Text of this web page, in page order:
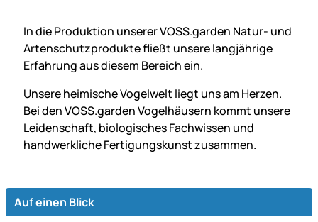
In die Produktion unserer VOSS.garden Natur- und
Artenschutz­produkte fließt unsere langjährige
Erfahrung aus diesem Bereich ein.
Unsere heimische Vogelwelt liegt uns am Herzen.
Bei den VOSS.garden Vogelhäusern kommt unsere
Leidenschaft, biologisches Fachwissen und
handwerkliche Fertigungs­kunst zusammen.
Auf einen Blick